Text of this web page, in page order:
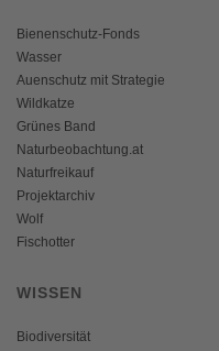
Bienenschutz-Fonds
Wasser
Auenschutz mit Strategie
Wildkatze
Grünes Band
Naturbeobachtung.at
Naturfreikauf
Projektarchiv
Wolf
Fischotter
WISSEN
Biodiversität